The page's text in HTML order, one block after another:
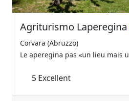
Agriturismo Laperegina
Corvara (Abruzzo)
Le aperegina pas «un lieu mais
5 Excellent